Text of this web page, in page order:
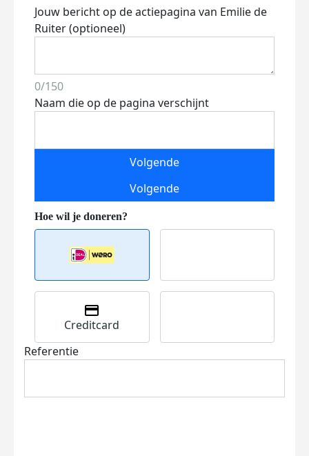
Jouw bericht op de actiepagina van Emilie de
Ruiter (optioneel)
0/150
Naam die op de pagina verschijnt
Volgende
Volgende
Creditcard
Referentie